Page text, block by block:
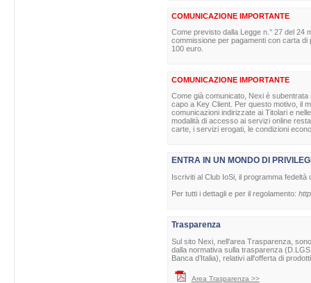
COMUNICAZIONE IMPORTANTE
Come previsto dalla Legge n.° 27 del 24
commissione per pagamenti con carta
100 euro.
COMUNICAZIONE IMPORTANTE
Come già comunicato, Nexi è
capo a Key Client. Per questo motivo, il
comunicazioni indirizzate ai Titolari e
modalità di accesso ai servizi online
carte, i servizi erogati, le condizioni
ENTRA IN UN MONDO DI
Iscriviti al Club IoSi, il programma
Per tutti i dettagli e per il regolamento:
Trasparenza
Sul sito Nexi, nell'area Trasparenza,
dalla normativa sulla trasparenza
Banca d’Italia), relativi all'offerta di
Area Trasparenza >>